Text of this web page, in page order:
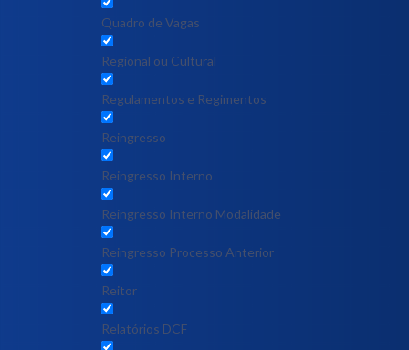
Quadro de Vagas
Regional ou Cultural
Regulamentos e Regimentos
Reingresso
Reingresso Interno
Reingresso Interno Modalidade
Reingresso Processo Anterior
Reitor
Relatórios DCF